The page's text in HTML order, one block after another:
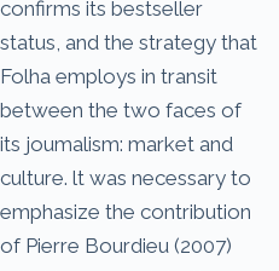
confirms its bestseller
status, and the strategy that
Folha employs in transit
between the two faces of
its joumalism: market and
culture. lt was necessary to
emphasize the contribution
of Pierre Bourdieu (2007)